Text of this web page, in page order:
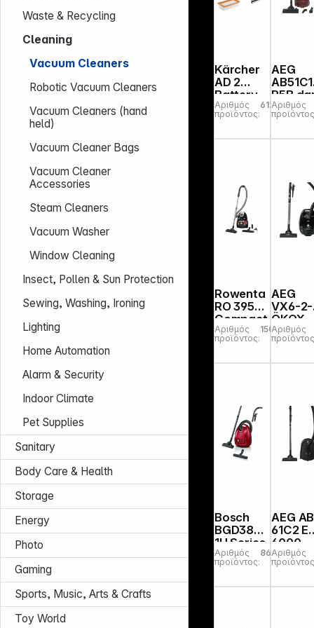
Waste & Recycling
Cleaning
Vacuum Cleaners
Robotic Vacuum Cleaners
Vacuum Cleaners (hand
held)
Vacuum Cleaner Bags
Vacuum Cleaner
Accessories
Steam Cleaners
Vacuum Washer
Window Cleaning
Insect, Pollen & Sun Protection
Sewing, Washing, Ironing
Lighting
Home Automation
Alarm & Security
Indoor Climate
Pet Supplies
Sanitary
Body Care & Health
Storage
Energy
Photo
Gaming
Sports, Music, Arts & Crafts
Toy World
Kärcher
AD 2
Battery
Set
Cordless
Αριθμός
προϊόντος:
612572
AEG
R5B dark
red
Αριθμός
Rowenta
RO 3955
Compact
Power
Αριθμός
προϊόντος:
150644
AEG
VX6-2-
ÖKOX
Αριθμός
Bosch
BGD38RD
1H Series
4,
Vacuum
Αριθμός
προϊόντος:
863424
AEG AB
61C2
6000
Series
Αριθμός